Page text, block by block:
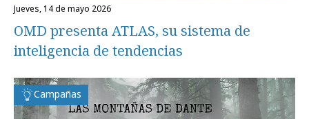
jueves, 14 de mayo 2026
OMD presenta ATLAS, su sistema de
inteligencia de tendencias
Campañas